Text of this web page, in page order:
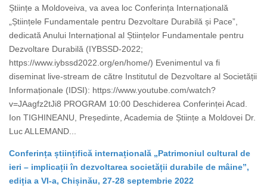
Științe a Moldoveiva, va avea loc Conferința Internațională
„Științele Fundamentale pentru Dezvoltare Durabilă și Pace”,
dedicată Anului Internațional al Științelor Fundamentale pentru
Dezvoltare Durabilă (IYBSSD-2022;
https://www.iybssd2022.org/en/home/) Evenimentul va fi
diseminat live-stream de către Institutul de Dezvoltare al Societății
Informaționale (IDSI): https://www.youtube.com/watch?
v=JAagfz2tJi8 PROGRAM 10:00 Deschiderea Conferinței Acad.
Ion TIGHINEANU, Președinte, Academia de Științe a Moldovei Dr.
Luc ALLEMAND...
Conferința științifică internațională „Patrimoniul cultural de
ieri – implicații în dezvoltarea societății durabile de mâine”,
ediția a VI-a, Chișinău, 27-28 septembrie 2022